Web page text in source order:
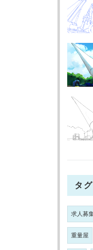
タグ
求人募
重量屋